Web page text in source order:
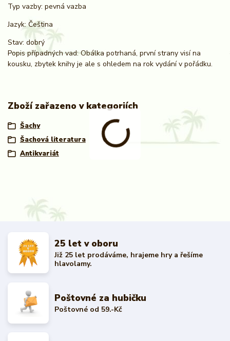
Typ vazby: pevná vazba
Jazyk: Čeština
Stav: dobrý
Popis případných vad: Obálka potrhaná, první strany visí na
kousku, zbytek knihy je ale s ohledem na rok vydání v pořádku.
Zboží zařazeno v kategoriích
Šachy
Šachová literatura
Antikvariát
25 let v oboru
Již 25 let prodáváme, hrajeme hry a řešíme
hlavolamy.
Poštovné za hubičku
Poštovné od 59.-Kč